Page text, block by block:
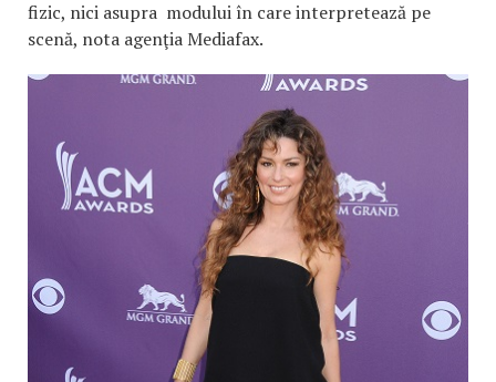
fizic, nici asupra modului în care interpretează pe
scenă, nota agenţia Mediafax.